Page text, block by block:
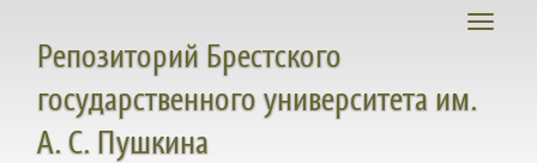
Toggle
Репозиторий Брестского
государственного университета им.
А. С. Пушкина